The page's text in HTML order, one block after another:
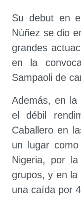
Su debut en
Núñez se dio
grandes
en la
Sampaoli de
Además, en la
el débil
Caballero en
un lugar
Nigeria, por
grupos, y en la
una caída por